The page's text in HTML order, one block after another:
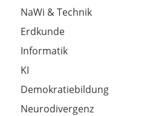
NaWi & Technik
Erdkunde
Informatik
KI
Demokratiebildung
Neurodivergenz